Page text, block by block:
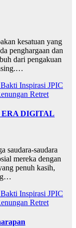
kesatuan yang
penghargaan dan
dari pengakuan
Inspirasi JPIC
Retret
DIGITAL
saudara-saudara
mereka dengan
penuh kasih,
Inspirasi JPIC
Retret